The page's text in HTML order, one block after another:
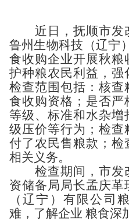
近日，抚顺市发
鲁州生物科技（辽宁
食收购企业开展秋粮
护种粮农民利益，强
检查范围包括：核查
食收购资格；是否严
等级、标准和水杂增
级压价等行为；检查
付了农民售粮款；检
相关义务。
检查期间，市发
资储备局局长孟庆革
（辽宁）有限公司
难，了解企业 粮食深